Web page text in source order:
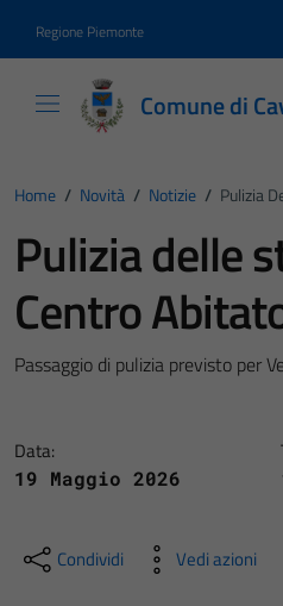
Regione Piemonte
Comune di
Home / Novità / Notizie / Pulizia
Pulizia delle
Centro
Passaggio di pulizia previsto per
Data:
19 Maggio 2026
Condividi Vedi azioni